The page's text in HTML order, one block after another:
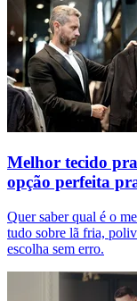
Melhor tecido
opção perfeita
Quer saber qual é o
tudo sobre lã fria,
escolha sem erro.